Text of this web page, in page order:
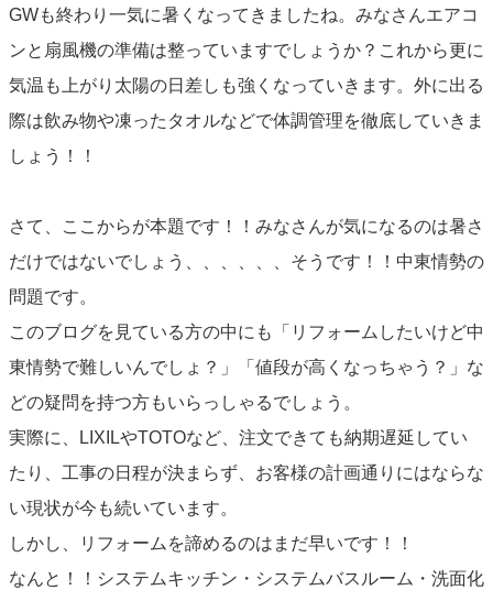
GWも終わり一気に暑くなってきましたね。みなさんエアコ
ンと扇風機の準備は整っていますでしょうか？これから更に
気温も上がり太陽の日差しも強くなっていきます。外に出る
際は飲み物や凍ったタオルなどで体調管理を徹底していきま
しょう！！
さて、ここからが本題です！！みなさんが気になるのは暑さ
だけではないでしょう、、、、、、そうです！！中東情勢の
問題です。
このブログを見ている方の中にも「リフォームしたいけど中
東情勢で難しいんでしょ？」「値段が高くなっちゃう？」な
どの疑問を持つ方もいらっしゃるでしょう。
実際に、LIXILやTOTOなど、注文できても納期遅延してい
たり、工事の日程が決まらず、お客様の計画通りにはならな
い現状が今も続いています。
しかし、リフォームを諦めるのはまだ早いです！！
なんと！！システムキッチン・システムバスルーム・洗面化